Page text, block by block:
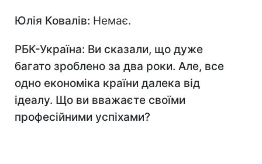
Юлія Ковалів: Немає.
РБК-Україна: Ви сказали, що дуже
багато зроблено за два роки. Але, все
одно економіка країни далека від
ідеалу. Що ви вважаєте своїми
професійними успіхами?